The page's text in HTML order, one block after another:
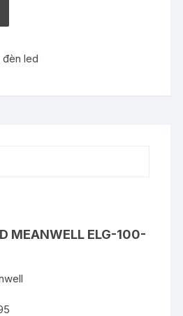
đèn led
MEANWELL ELG-100-